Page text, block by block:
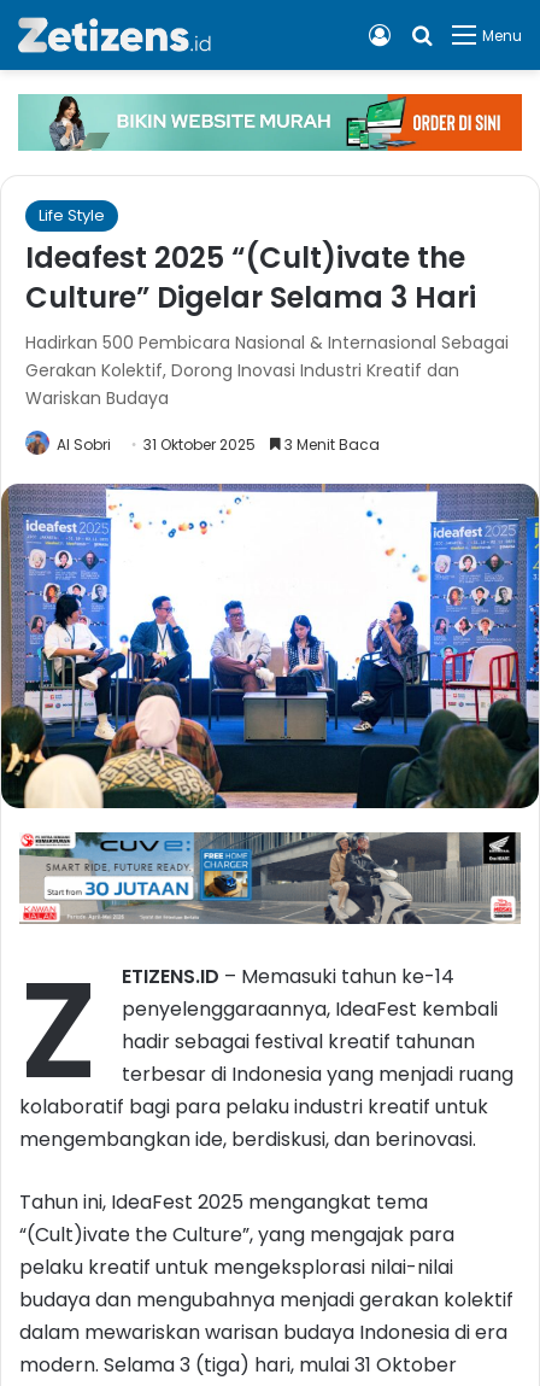
Menu
Cari apa,
Log In
Life Style
Ideafest 2025 “(Cult)ivate the
Culture” Digelar Selama 3 Hari
Hadirkan 500 Pembicara Nasional & Internasional Sebagai
Gerakan Kolektif, Dorong Inovasi Industri Kreatif dan
Wariskan Budaya
Al Sobri 31 Oktober 2025 3 Menit Baca
Z ETIZENS.ID – Memasuki tahun ke-14
penyelenggaraannya, IdeaFest kembali
hadir sebagai festival kreatif tahunan
terbesar di Indonesia yang menjadi ruang
kolaboratif bagi para pelaku industri kreatif untuk
mengembangkan ide, berdiskusi, dan berinovasi.
Tahun ini, IdeaFest 2025 mengangkat tema
“(Cult)ivate the Culture”, yang mengajak para
pelaku kreatif untuk mengeksplorasi nilai-nilai
budaya dan mengubahnya menjadi gerakan kolektif
dalam mewariskan warisan budaya Indonesia di era
modern. Selama 3 (tiga) hari, mulai 31 Oktober